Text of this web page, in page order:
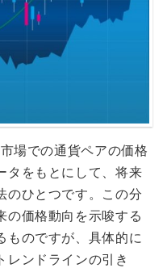
場での通貨ペアの価格
タをもとにして、将来
のひとつです。この分
の価格動向を示唆する
ものですが、具体的に
レンドラインの引き